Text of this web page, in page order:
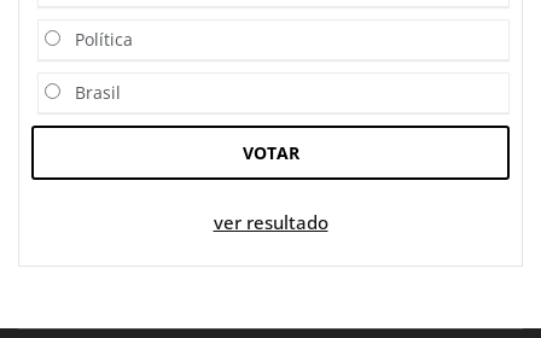
Política
Brasil
VOTAR
ver resultado